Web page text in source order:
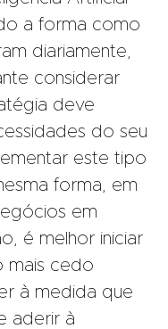
a forma como
diariamente,
considerar
deve
do seu
este tipo
forma, em
em
é melhor iniciar
mais cedo
à medida que
aderir à